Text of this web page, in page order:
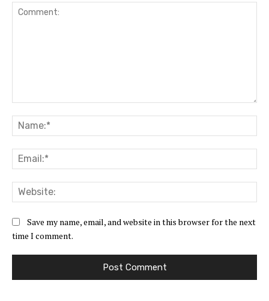
Save my name, email, and website in this browser for the next
time I comment.